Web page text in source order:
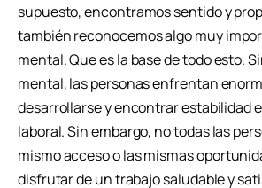
supuesto, encontramos sentido y
también reconocemos algo muy
mental. Que es la base de todo esto.
mental, las personas enfrentan
desarrollarse y encontrar estabilidad
laboral. Sin embargo, no todas las
mismo acceso o las mismas
disfrutar de un trabajo saludable y